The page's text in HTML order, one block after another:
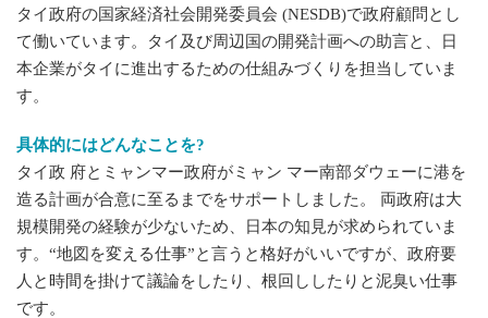
タイ政府の国家経済社会開発委員会 (NESDB)で政府顧問とし
て働いています。タイ及び周辺国の開発計画への助言と、日
本企業がタイに進出するための仕組みづくりを担当していま
す。
具体的にはどんなことを?
タイ政 府とミャンマー政府がミャン マー南部ダウェーに港を
造る計画が合意に至るまでをサポートしました。 両政府は大
規模開発の経験が少ないため、日本の知見が求められていま
す。“地図を変える仕事”と言うと格好がいいですが、政府要
人と時間を掛けて議論をしたり、根回ししたりと泥臭い仕事
です。